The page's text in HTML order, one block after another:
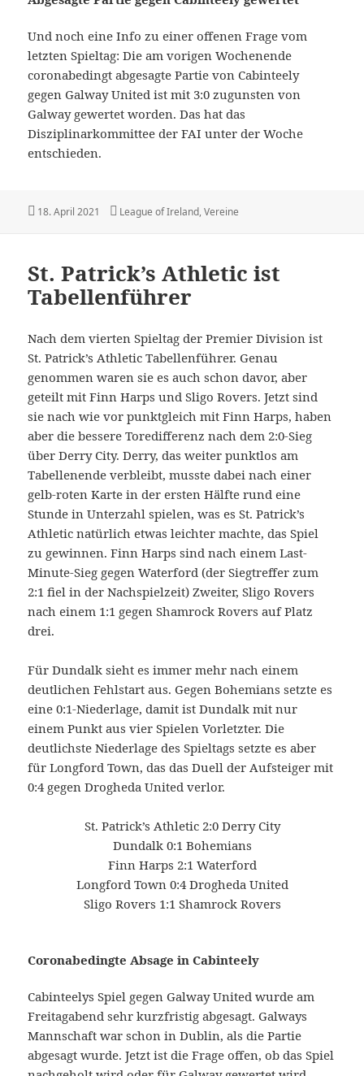
Und noch eine Info zu einer offenen Frage vom
letzten Spieltag: Die am vorigen Wochenende
coronabedingt abgesagte Partie von Cabinteely
gegen Galway United ist mit 3:0 zugunsten von
Galway gewertet worden. Das hat das
Disziplinarkommittee der FAI unter der Woche
entschieden.
Veröffentlicht
18. April 2021 Kategorien
League of Ireland,Vereine
St. Patrick’s Athletic ist
Tabellenführer
Nach dem vierten Spieltag der Premier Division ist
St. Patrick’s Athletic Tabellenführer. Genau
genommen waren sie es auch schon davor, aber
geteilt mit Finn Harps und Sligo Rovers. Jetzt sind
sie nach wie vor punktgleich mit Finn Harps, haben
aber die bessere Toredifferenz nach dem 2:0-Sieg
über Derry City. Derry, das weiter punktlos am
Tabellenende verbleibt, musste dabei nach einer
gelb-roten Karte in der ersten Hälfte rund eine
Stunde in Unterzahl spielen, was es St. Patrick’s
Athletic natürlich etwas leichter machte, das Spiel
zu gewinnen. Finn Harps sind nach einem Last-
Minute-Sieg gegen Waterford (der Siegtreffer zum
2:1 fiel in der Nachspielzeit) Zweiter, Sligo Rovers
nach einem 1:1 gegen Shamrock Rovers auf Platz
drei.
Für Dundalk sieht es immer mehr nach einem
deutlichen Fehlstart aus. Gegen Bohemians setzte es
eine 0:1-Niederlage, damit ist Dundalk mit nur
einem Punkt aus vier Spielen Vorletzter. Die
deutlichste Niederlage des Spieltags setzte es aber
für Longford Town, das das Duell der Aufsteiger mit
0:4 gegen Drogheda United verlor.
St. Patrick’s Athletic 2:0 Derry City
Dundalk 0:1 Bohemians
Finn Harps 2:1 Waterford
Longford Town 0:4 Drogheda United
Sligo Rovers 1:1 Shamrock Rovers
Coronabedingte Absage in Cabinteely
Cabinteelys Spiel gegen Galway United wurde am
Freitagabend sehr kurzfristig abgesagt. Galways
Mannschaft war schon in Dublin, als die Partie
abgesagt wurde. Jetzt ist die Frage offen, ob das Spiel